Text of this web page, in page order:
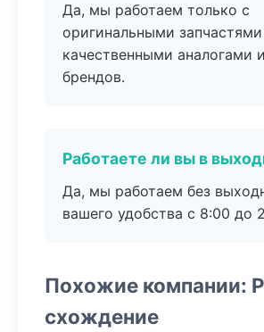
Да, мы работаем только с
оригинальными
качественными аналогами
брендов.
Работаете ли вы в
Да, мы работаем без
вашего удобства с 8:00 до
Похожие компании:
схождение